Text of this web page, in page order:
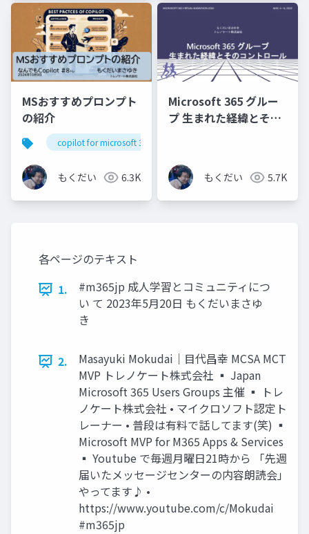
MSおすすめプロンプト
の紹介
copilot for microsoft 365
もくだい 6.3K
Microsoft 365 グルー
プ 生まれた経緯とその
VIRTUAL MARATHON
2022
もくだい 5.7K
各ページのテキスト
1.
#m365jp 成人学習とコミュニティにつ
い て 2023年5月20日 もくだいまさゆ
き
2.
Masayuki Mokudai｜目代昌幸 MCSA MCT
MVP トレノケート株式会社 ▪ Japan
Microsoft 365 Users Groups 主催 ▪ トレ
ノケート株式会社 • マイクロソフト認定ト
レーナー • 普段は有料で話してます(笑) ▪
Microsoft MVP for M365 Apps & Services
▪ Youtube で毎週月曜日21時から 「先週
届いたメッセージセンターの内容朗読会」
やってます♪ •
https://www.youtube.com/c/Mokudai
#m365jp